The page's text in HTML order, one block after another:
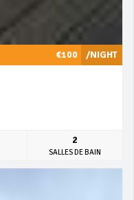
/NIGHT
€100
2
SALLES DE BAIN